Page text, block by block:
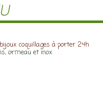
bijoux coquillages à porter 24h
ormeau et inox